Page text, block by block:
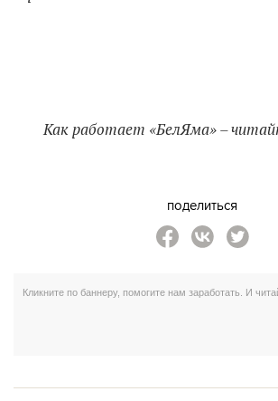
Как работает «БелЯма» –
поделиться